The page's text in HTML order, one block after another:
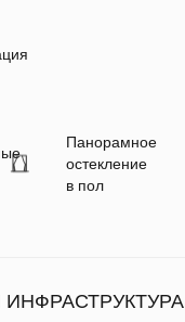
Панорамное
остекление
в пол